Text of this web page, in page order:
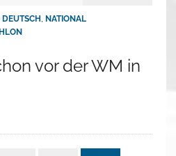
DEUTSCH , NATIONAL
vor der WM in